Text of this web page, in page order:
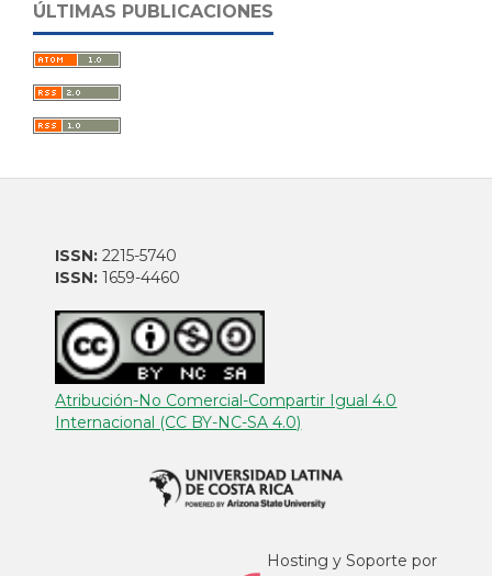
ÚLTIMAS PUBLICACIONES
ISSN: 2215-5740
ISSN: 1659-4460
Atribución-No Comercial-Compartir Igual 4.0
Internacional (CC BY-NC-SA 4.0)
Hosting y Soporte por